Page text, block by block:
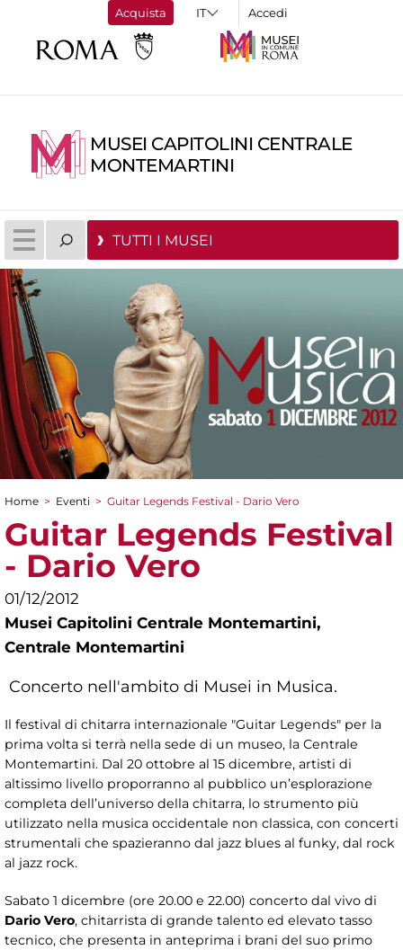
Acquista Accedi
MUSEI CAPITOLINI CENTRALE
MONTEMARTINI
TUTTI I MUSEI
Tu sei qui
Home > Eventi > Guitar Legends Festival - Dario Vero
Guitar Legends Festival
- Dario Vero
01/12/2012
Musei Capitolini Centrale Montemartini,
Centrale Montemartini
Concerto nell'ambito di Musei in Musica.
Il festival di chitarra internazionale "Guitar Legends" per la
prima volta si terrà nella sede di un museo, la Centrale
Montemartini. Dal 20 ottobre al 15 dicembre, artisti di
altissimo livello proporranno al pubblico un’esplorazione
completa dell’universo della chitarra, lo strumento più
utilizzato nella musica occidentale non classica, con concerti
strumentali che spazieranno dal jazz blues al funky, dal rock
al jazz rock.
Sabato 1 dicembre (ore 20.00 e 22.00) concerto dal vivo di
Dario Vero, chitarrista di grande talento ed elevato tasso
tecnico, che presenta in anteprima i brani del suo primo